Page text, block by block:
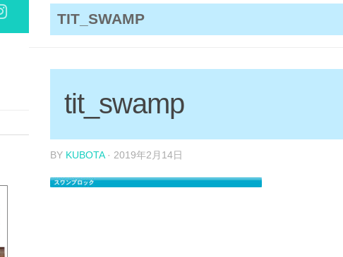
TIT_SWAMP
tit_swamp
BY KUBOTA · 2019年2月14日